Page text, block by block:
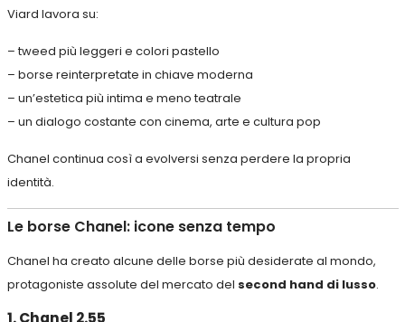
Viard lavora su:
– tweed più leggeri e colori pastello
– borse reinterpretate in chiave moderna
– un’estetica più intima e meno teatrale
– un dialogo costante con cinema, arte e cultura pop
Chanel continua così a evolversi senza perdere la propria
identità.
Le borse Chanel: icone senza tempo
Chanel ha creato alcune delle borse più desiderate al mondo,
protagoniste assolute del mercato del second hand di lusso.
1. Chanel 2.55